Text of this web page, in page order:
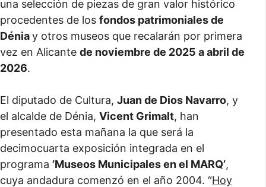
una selección de piezas de gran valor histórico
procedentes de los fondos patrimoniales de
Déniay otros museos que recalarán por primera
vez en Alicante de noviembre de 2025 a abril de
2026.
El diputado de Cultura, Juan de Dios Navarro, y
el alcalde de Dénia, Vicent Grimalt, han
presentado esta mañana la que será la
decimocuarta exposición integrada en el
programa ’Museos Municipales en el MARQ’,
cuya andadura comenzó en el año 2004. “Hoy